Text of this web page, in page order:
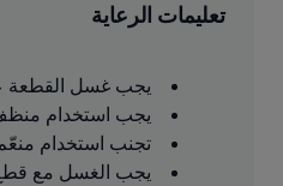
تعليمات الرعاية
يجب غسل القطعة
يجب استخدام
تجنب استخدام
يجب الغسل مع